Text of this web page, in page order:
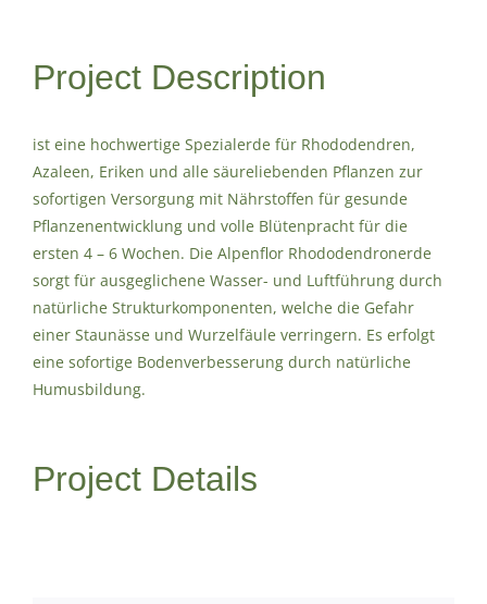
Project Description
ist eine hochwertige Spezialerde für Rhododendren,
Azaleen, Eriken und alle säureliebenden Pflanzen zur
sofortigen Versorgung mit Nährstoffen für gesunde
Pflanzenentwicklung und volle Blütenpracht für die
ersten 4 – 6 Wochen. Die Alpenflor Rhododendronerde
sorgt für ausgeglichene Wasser- und Luftführung durch
natürliche Strukturkomponenten, welche die Gefahr
einer Staunässe und Wurzelfäule verringern. Es erfolgt
eine sofortige Bodenverbesserung durch natürliche
Humusbildung.
Project Details